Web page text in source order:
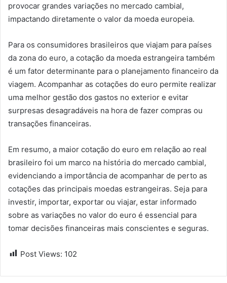
provocar grandes variações no mercado cambial,
impactando diretamente o valor da moeda europeia.
Para os consumidores brasileiros que viajam para países
da zona do euro, a cotação da moeda estrangeira também
é um fator determinante para o planejamento financeiro da
viagem. Acompanhar as cotações do euro permite realizar
uma melhor gestão dos gastos no exterior e evitar
surpresas desagradáveis na hora de fazer compras ou
transações financeiras.
Em resumo, a maior cotação do euro em relação ao real
brasileiro foi um marco na história do mercado cambial,
evidenciando a importância de acompanhar de perto as
cotações das principais moedas estrangeiras. Seja para
investir, importar, exportar ou viajar, estar informado
sobre as variações no valor do euro é essencial para
tomar decisões financeiras mais conscientes e seguras.
Post Views: 102